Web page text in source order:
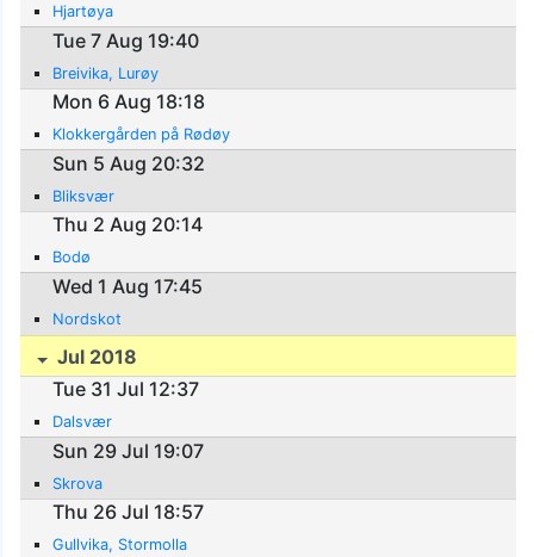
Hjartøya
Tue 7 Aug 19:40
Breivika, Lurøy
Mon 6 Aug 18:18
Klokkergården på Rødøy
Sun 5 Aug 20:32
Bliksvær
Thu 2 Aug 20:14
Bodø
Wed 1 Aug 17:45
Nordskot
Jul 2018
Tue 31 Jul 12:37
Dalsvær
Sun 29 Jul 19:07
Skrova
Thu 26 Jul 18:57
Gullvika, Stormolla